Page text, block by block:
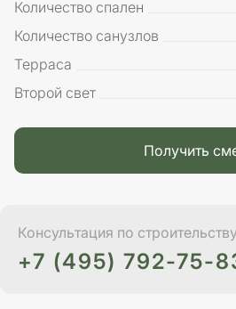
Количество спален
Количество санузлов
Терраса
Второй свет
Получить
Консультация по
+7 (495) 792-75-